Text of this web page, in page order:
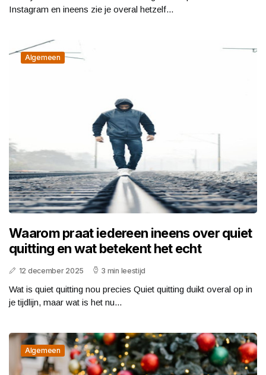
Instagram en ineens zie je overal hetzelf...
Algemeen
Waarom praat iedereen ineens over quiet
quitting en wat betekent het echt
12 december 2025 3 min leestijd
Wat is quiet quitting nou precies Quiet quitting duikt overal op in
je tijdlijn, maar wat is het nu...
Algemeen